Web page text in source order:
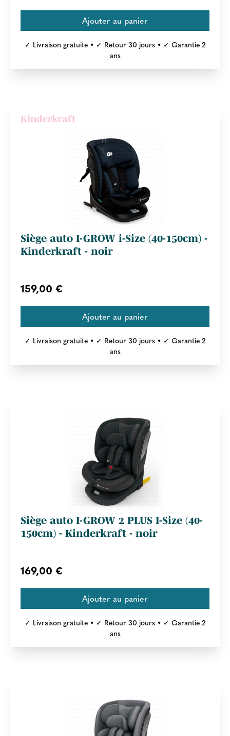
✓ Livraison gratuite • ✓ Retour 30 jours • ✓ Garantie 2
ans
Kinderkraft
Siège auto I-GROW i-Size (40-150cm) -
Kinderkraft - noir
159,00 €
✓ Livraison gratuite • ✓ Retour 30 jours • ✓ Garantie 2
ans
Siège auto I-GROW 2 PLUS I-Size (40-
150cm) - Kinderkraft - noir
169,00 €
✓ Livraison gratuite • ✓ Retour 30 jours • ✓ Garantie 2
ans